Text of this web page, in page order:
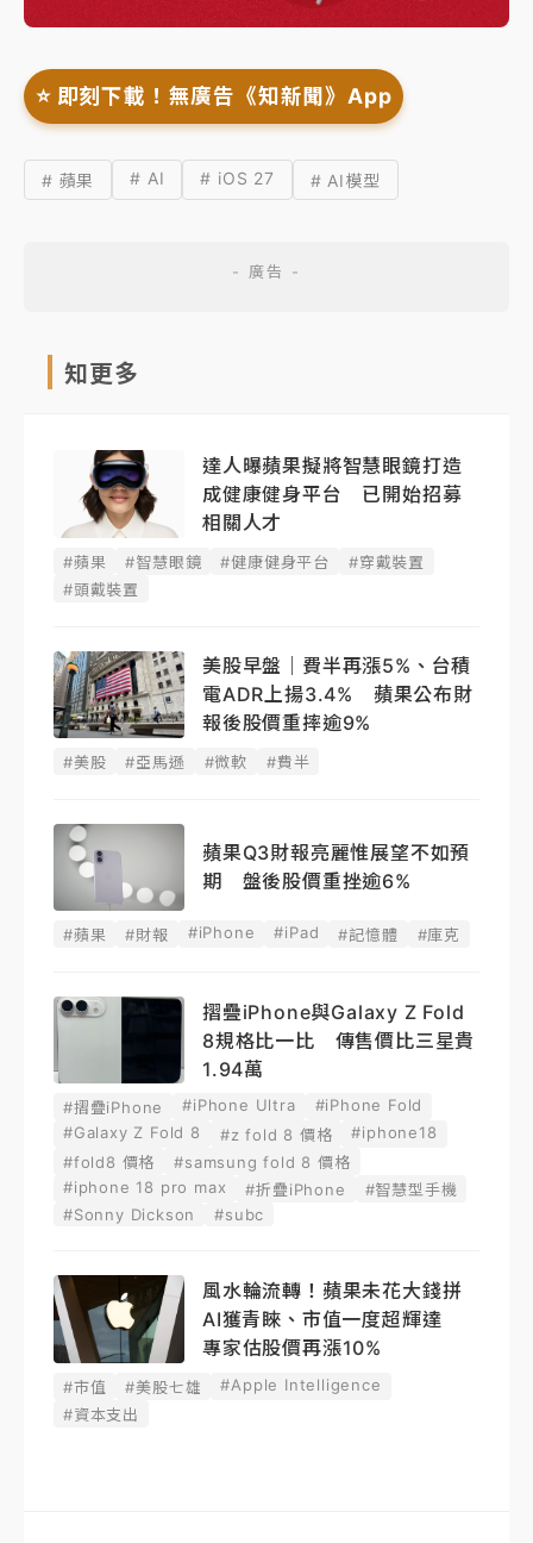
⭐️ 即刻下載！無廣告《知新聞》App
# 蘋果 # AI # iOS 27 # AI模型
知更多
達人曝蘋果擬將智慧眼鏡打造
成健康健身平台 已開始招募
相關人才
#蘋果 #智慧眼鏡 #健康健身平台
#穿戴裝置
#頭戴裝置
美股早盤｜費半再漲5%、台積
電ADR上揚3.4% 蘋果公布財
報後股價重摔逾9%
#美股 #亞馬遜 #微軟 #費半
蘋果Q3財報亮麗惟展望不如預
期 盤後股價重挫逾6%
#蘋果 #財報 #iPhone #iPad #記憶體 #庫克
摺疊iPhone與Galaxy Z Fold
8規格比一比 傳售價比三星貴
1.94萬
#摺疊iPhone #iPhone Ultra
#iPhone Fold
#Galaxy Z Fold 8
#z fold 8 價格
#iphone18
#fold8 價格
#samsung fold 8 價格
#iphone 18 pro max
#折疊iPhone
#智慧型手機
#Sonny Dickson
#subc
風水輪流轉！蘋果未花大錢拼
AI獲青睞、市值一度超輝達
專家估股價再漲10%
#市值 #美股七雄
#Apple Intelligence
#資本支出